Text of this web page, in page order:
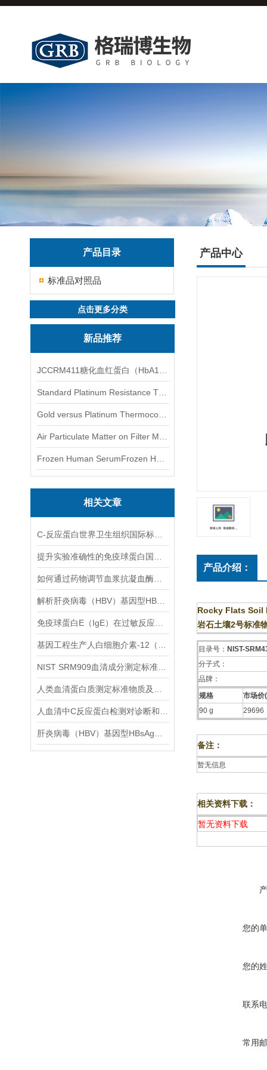
产品目录
标准品对照品
点击更多分类
新品推荐
相关文章
产品中心
产品介绍：
Rocky Flats Soil
岩石土壤2号标准
目录号： NIST-
分子式：
品牌：
规格
市场价
90 g
29696
备注：
暂无信息
相关资料下载：
暂无资料下载
您的
您的
联系
常用